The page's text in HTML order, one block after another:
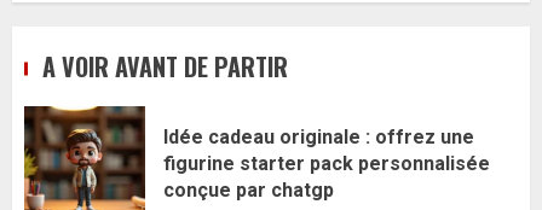
A VOIR AVANT DE PARTIR
Idée cadeau originale : offrez une
figurine starter pack personnalisée
conçue par chatgp